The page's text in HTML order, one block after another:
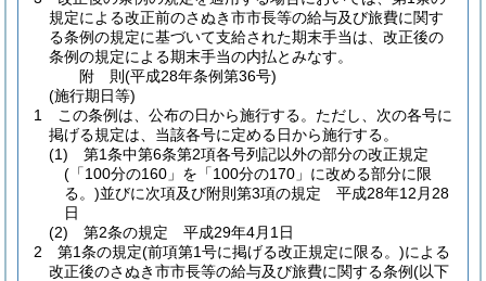
規定による改正前のさぬき市市長等の給与及び旅費に関す
る条例の規定に基づいて支給された期末手当は、改正後の
条例の規定による期末手当の内払とみなす。
附 則(平成28年条例第36号)
(施行期日等)
1
この条例は、公布の日から施行する。 ただし、次の各号に
掲げる規定は、当該各号に定める日から施行する。
(1)
第1条中第6条第2項各号列記以外の部分の改正規定
(「100分の160」を「100分の170」に改める部分に限
る。)並びに次項及び附則第3項の規定 平成28年12月28
日
(2)
第2条の規定 平成29年4月1日
2
第1条の規定(前項第1号に掲げる改正規定に限る。)による
改正後のさぬき市市長等の給与及び旅費に関する条例(以下